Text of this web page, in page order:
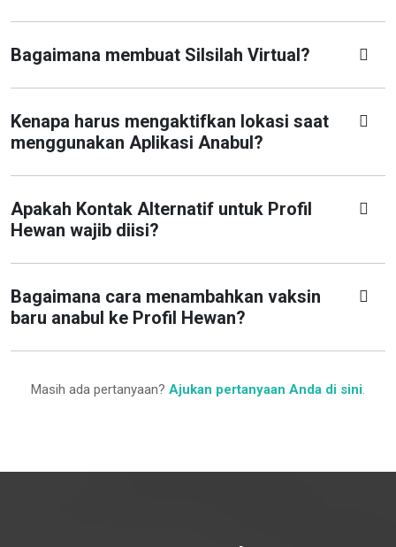
Bagaimana membuat Silsilah Virtual?
Kenapa harus mengaktifkan lokasi saat
menggunakan Aplikasi Anabul?
Apakah Kontak Alternatif untuk Profil
Hewan wajib diisi?
Bagaimana cara menambahkan vaksin
baru anabul ke Profil Hewan?
Masih ada pertanyaan? Ajukan pertanyaan Anda di sini.